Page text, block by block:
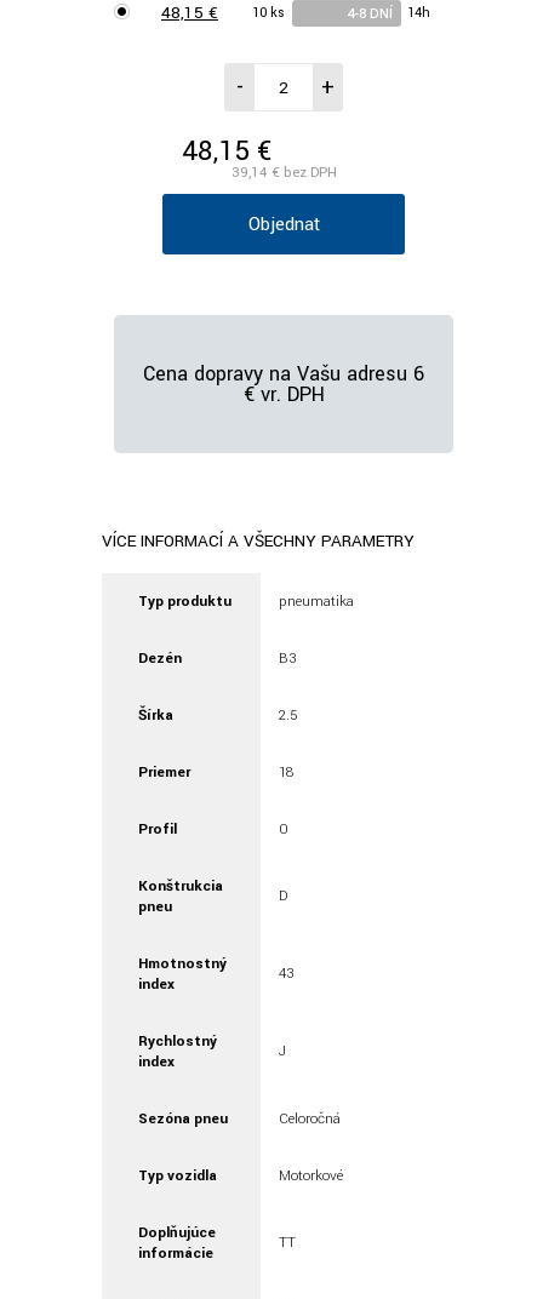
48,15 € 10 ks 4-8 DNÍ 14h
- +
48,15 €
39,14 € bez DPH
Objednať
Cena dopravy na Vašu adresu 6
€ vr. DPH
VÍCE INFORMACÍ A VŠECHNY PARAMETRY
Typ produktu pneumatika
Dezén B3
Šírka 2.5
Priemer 18
Profil 0
Konštrukcia
pneu
D
Hmotnostný
index
43
Rychlostný
index
J
Sezóna pneu Celoročná
Typ vozidla Motorkové
Doplňujúce
informácie
TT